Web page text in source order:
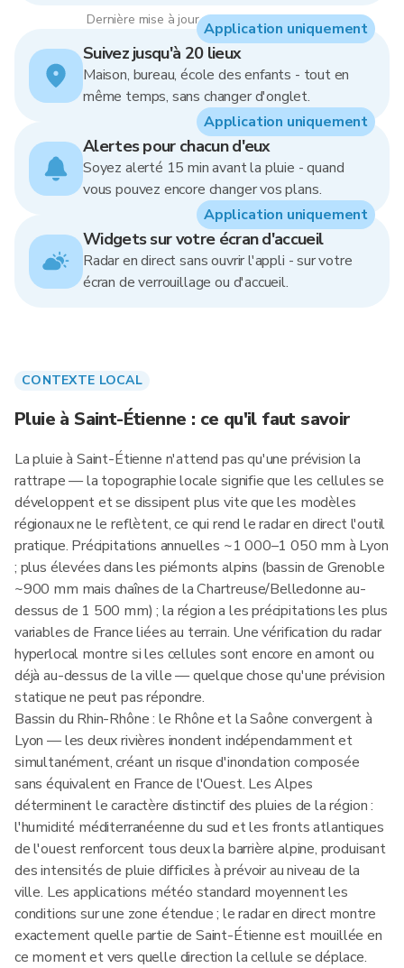
Dernière mise à jour : 06:00, 10 Aug 2026
Suivez jusqu'à 20 lieux
Maison, bureau, école des enfants - tout en
même temps, sans changer d'onglet.
Application uniquement
Alertes pour chacun d'eux
Soyez alerté 15 min avant la pluie - quand
vous pouvez encore changer vos plans.
Application uniquement
Widgets sur votre écran d'accueil
Radar en direct sans ouvrir l'appli - sur votre
écran de verrouillage ou d'accueil.
Application uniquement
CONTEXTE LOCAL
Pluie à Saint-Étienne : ce qu'il faut savoir
La pluie à Saint-Étienne n'attend pas qu'une prévision la
rattrape — la topographie locale signifie que les cellules se
développent et se dissipent plus vite que les modèles
régionaux ne le reflètent, ce qui rend le radar en direct l'outil
pratique. Précipitations annuelles ~1 000–1 050 mm à Lyon
; plus élevées dans les piémonts alpins (bassin de Grenoble
~900 mm mais chaînes de la Chartreuse/Belledonne au-
dessus de 1 500 mm) ; la région a les précipitations les plus
variables de France liées au terrain. Une vérification du radar
hyperlocal montre si les cellules sont encore en amont ou
déjà au-dessus de la ville — quelque chose qu'une prévision
statique ne peut pas répondre.
Bassin du Rhin-Rhône : le Rhône et la Saône convergent à
Lyon — les deux rivières inondent indépendamment et
simultanément, créant un risque d'inondation composée
sans équivalent en France de l'Ouest. Les Alpes
déterminent le caractère distinctif des pluies de la région :
l'humidité méditerranéenne du sud et les fronts atlantiques
de l'ouest renforcent tous deux la barrière alpine, produisant
des intensités de pluie difficiles à prévoir au niveau de la
ville. Les applications météo standard moyennent les
conditions sur une zone étendue ; le radar en direct montre
exactement quelle partie de Saint-Étienne est mouillée en
ce moment et vers quelle direction la cellule se déplace.